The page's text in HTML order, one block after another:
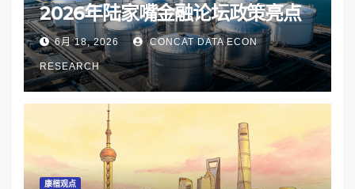
2026年陆家嘴金融论坛政策亮点
6月 18, 2026 CONCAT DATA ECON
RESEARCH
康楷观点